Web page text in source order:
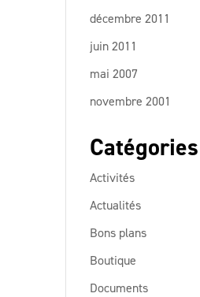
décembre 2011
juin 2011
mai 2007
novembre 2001
Catégories
Activités
Actualités
Bons plans
Boutique
Documents